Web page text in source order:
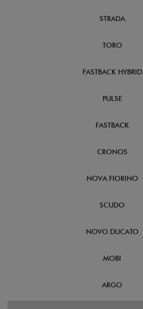
STRADA
TORO
FASTBACK HYBRID
PULSE
FASTBACK
CRONOS
NOVA FIORINO
SCUDO
NOVO DUCATO
MOBI
ARGO